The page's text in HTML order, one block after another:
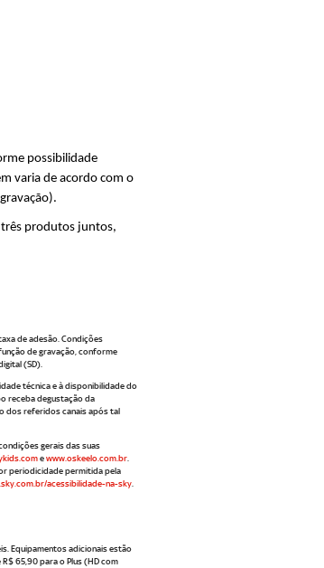
possibilidade
varia de acordo com o
três produtos juntos,
de adesão. Condições
de gravação, conforme
(SD).
técnica e à disponibilidade do
receba degustação da
dos referidos canais após tal
gerais das suas
ewww.oskeelo.com.br.
periodicidade permitida pela
acessibilidade-na-sky.
Equipamentos adicionais estão
65,90 para o Plus (HD com